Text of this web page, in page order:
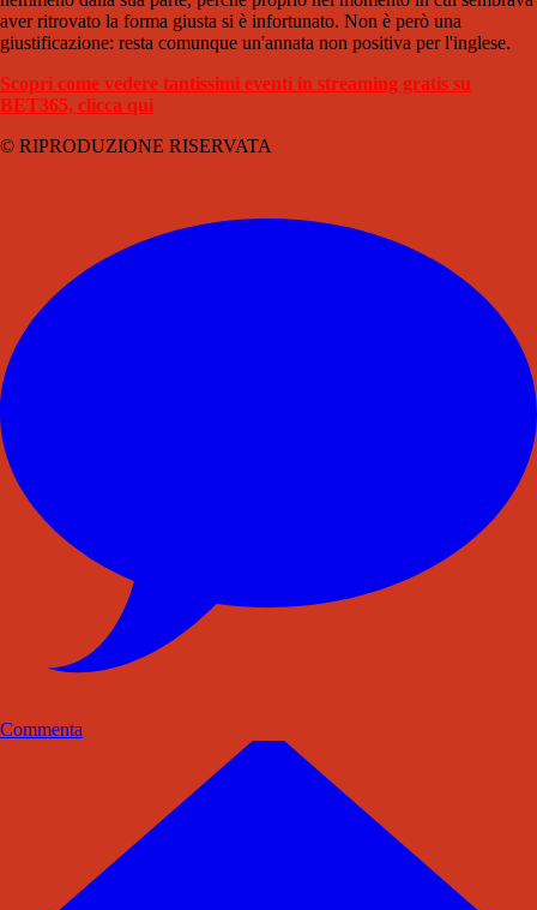
aver ritrovato la forma giusta si è infortunato. Non è però una
giustificazione: resta comunque un'annata non positiva per l'inglese.
Scopri come vedere tantissimi eventi in streaming gratis su
BET365, clicca qui
© RIPRODUZIONE RISERVATA
Commenta